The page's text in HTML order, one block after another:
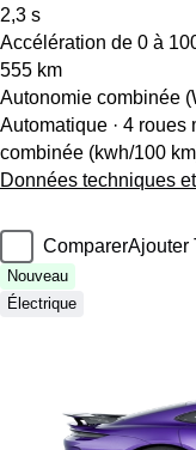
2,3 s
Accélération de 0 à
555 km
Autonomie combinée
Automatique · 4 roues
combinée (kwh/100
Données techniques
ComparerAjouter
Nouveau
Électrique